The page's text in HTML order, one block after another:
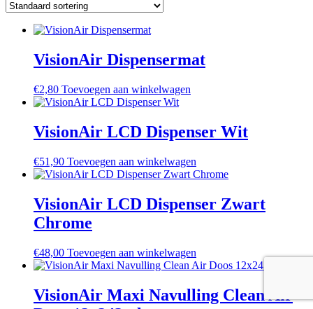
VisionAir Dispensermat
€2,80 Toevoegen aan winkelwagen
VisionAir LCD Dispenser Wit
€51,90 Toevoegen aan winkelwagen
VisionAir LCD Dispenser Zwart
Chrome
€48,00 Toevoegen aan winkelwagen
VisionAir Maxi Navulling Clean Air